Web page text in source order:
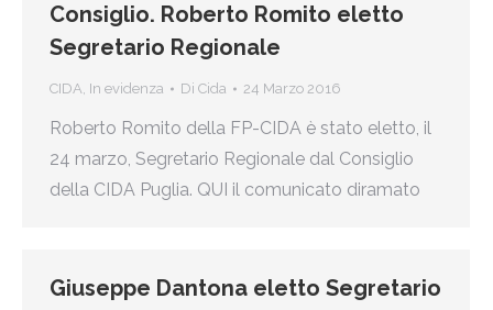
Consiglio. Roberto Romito eletto
Segretario Regionale
CIDA, In evidenza Di Cida 24 Marzo 2016
Roberto Romito della FP-CIDA è stato eletto, il
24 marzo, Segretario Regionale dal Consiglio
della CIDA Puglia. QUI il comunicato diramato
Giuseppe Dantona eletto Segretario